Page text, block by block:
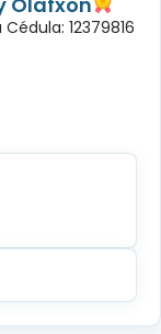
12379816